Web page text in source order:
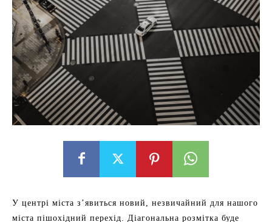
У центрі міста з’явиться новий, незвичайний для нашого
міста пішохідний перехід. Діагональна розмітка буде